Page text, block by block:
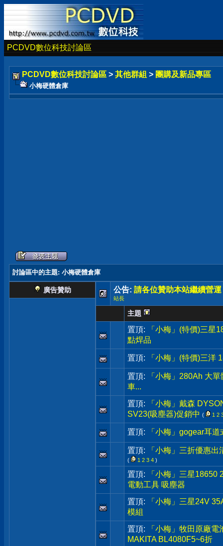
PCDVD數位科技討論區
PCDVD數位科技討論區 > 其他群組 > 團購及新品專區
小梅硬體倉庫
討論區中的主題: 小梅硬體倉庫
廣告贊助 公告: 請各位贊助本站繼續營運
站長
主題
置頂:
「小梅」(特價)三星
點焊品
置頂: 「小梅」(特價)三洋
置頂:
「小梅」280Ah 大
車...
置頂:
「小梅」戴森
SV23(吸塵器)促銷中 ( 1 2
置頂: 「小梅」gogear耳
置頂: 「小梅」三折優惠
( 1 2 3 4 )
置頂:
「小梅」三星18650
電動工具 吸塵器
置頂:
「小梅」三星24V
模組
置頂:
「小梅」牧田原廠
MAKITA BL4080F5~6折